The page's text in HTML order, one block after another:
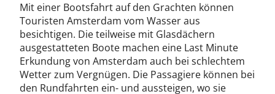
Mit einer Bootsfahrt auf den Grachten können
Touristen Amsterdam vom Wasser aus
besichtigen. Die teilweise mit Glasdächern
ausgestatteten Boote machen eine Last Minute
Erkundung von Amsterdam auch bei schlechtem
Wetter zum Vergnügen. Die Passagiere können bei
den Rundfahrten ein- und aussteigen, wo sie